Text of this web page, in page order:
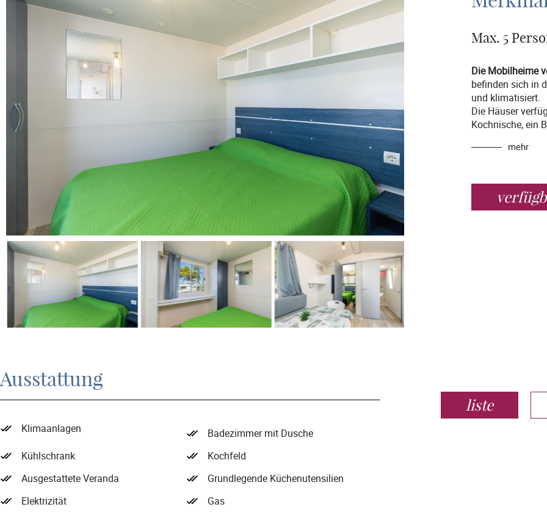
Max. 5
Die Mobilheime
befinden sich in
und klimatisiert.
Die Häuser
Kochnische, ein
mehr
Ausstattung
Klimaanlagen
Badezimmer mit Dusche
Kühlschrank
Kochfeld
Ausgestattete Veranda
Grundlegende Küchenutensilien
Elektrizität
Gas
liste